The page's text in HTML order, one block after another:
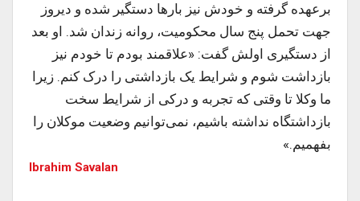
برعهده گرفته و خودش نیز بارها دستگیر شده و دیروز
جهت تحمل پنج سال محکومیت، روانه زندان شد. او بعد
از دستگیری اولش گفت: «علاقمند بودم تا خودم نیز
بازداشت شوم و شرایط یک بازداشتی را درک کنم. زیرا
ما وکلا تا وقتی که تجربه و درکی از شرایط سخت
بازداشتگاه نداشته باشیم، نمی‌توانیم وضعیت موکلان را
بفهمیم.»
Ibrahim Savalan